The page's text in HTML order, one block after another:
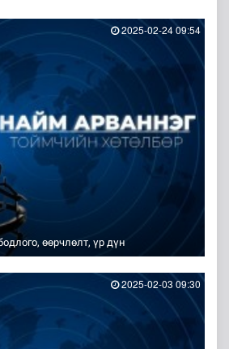
өөрчлөлт, үр дүн
2025-02-24 09:54
2025-02-03 09:30